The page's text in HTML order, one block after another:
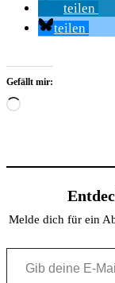
teilen
teilen
Gefällt mir:
Wird
Melde dich für ein
Gib deine E-Mail-Adresse ein ...